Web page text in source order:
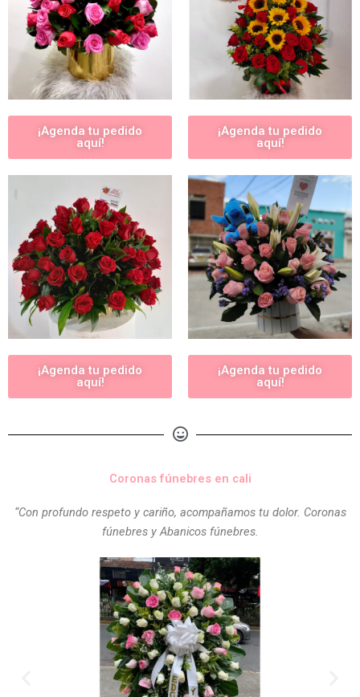
¡Agenda tu pedido
aquí!
¡Agenda tu pedido
aquí!
¡Agenda tu pedido
aquí!
¡Agenda tu pedido
aquí!
Coronas fúnebres en cali
“Con profundo respeto y cariño, acompañamos tu dolor. Coronas
fúnebres y Abanicos fúnebres.